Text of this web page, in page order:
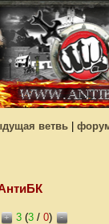
ветвь
+ 3 (3/ 0) -